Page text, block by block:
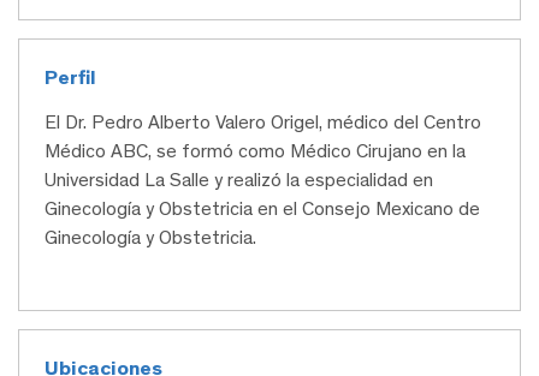
Perfil
El Dr. Pedro Alberto Valero Origel, médico del Centro
Médico ABC, se formó como Médico Cirujano en la
Universidad La Salle y realizó la especialidad en
Ginecología y Obstetricia en el Consejo Mexicano de
Ginecología y Obstetricia.
Ubicaciones